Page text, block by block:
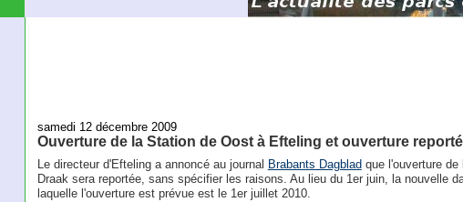
samedi 12 décembre 2009
Ouverture de la Station de Oost à Efteling et ouverture
Le directeur d'Efteling a annoncé au journal Brabants Dagblad que l'ouverture
Draak sera reportée, sans spécifier les raisons. Au lieu du 1er juin, la nouvelle
laquelle l'ouverture est prévue est le 1er juillet 2010.